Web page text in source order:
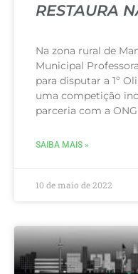
RESTAURA
Na zona rural de
Municipal
para disputar a 1º
uma competição
parceria com a
SAIBA MAIS »
10 de maio de 2022